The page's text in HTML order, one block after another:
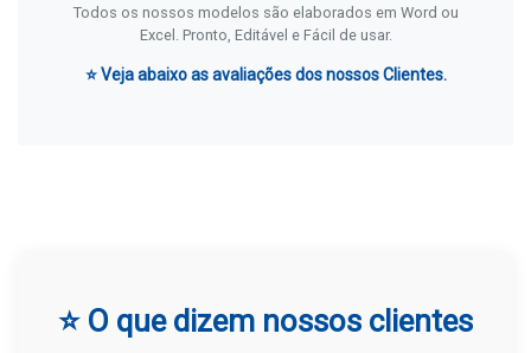
Todos os nossos modelos são elaborados em Word ou
Excel. Pronto, Editável e Fácil de usar.
⭐ Veja abaixo as avaliações dos nossos Clientes.
⭐ O que dizem nossos clientes